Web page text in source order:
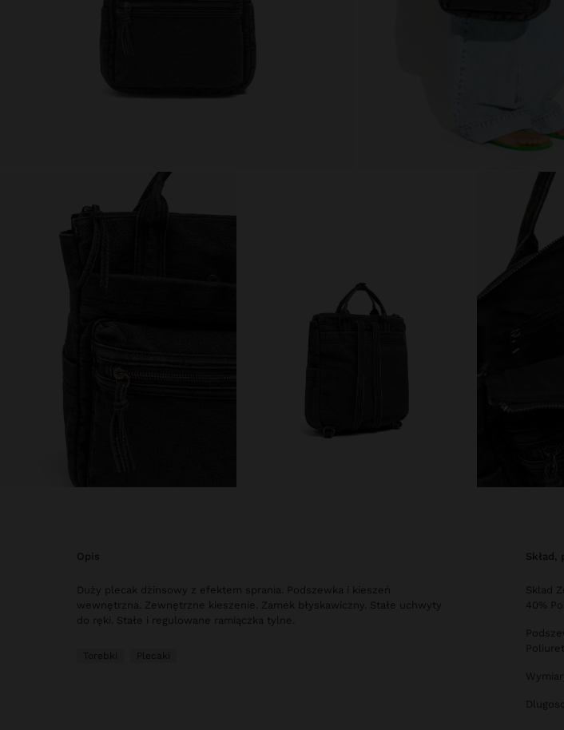
opis
Duży plecak dżinsowy z efektem sprania. Podszewka i kieszeń
wewnętrzna. Zewnętrzne kieszenie. Zamek błyskawiczny. Stałe uchwyty
do ręki. Stałe i regulowane ramiączka tylne.
Torebki Plecaki
Sklad
40%